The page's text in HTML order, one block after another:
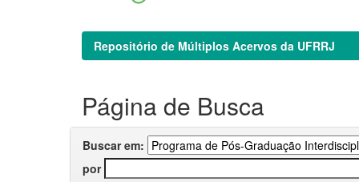
Repositório de Múltiplos Acervos da UFRRJ
Página de Busca
Buscar em:
por